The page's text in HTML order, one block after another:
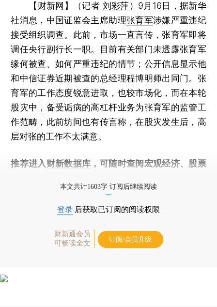
【财新网】（记者 刘彩萍） 9月16日，据新华
社消息，中国证监会主席助理张育军涉嫌严重违纪
接受组织调查。此前，市场一直言传，张育军即将
调任央行副行长一职。目前有关部门未透露张育军
缘何被查、如何严重违纪的情节；公开信息显示他
和中信证券近期被查的总经理程博明师出同门。张
育军的工作态度锐意进取，也较市场化，而在本轮
股灾中，备受诟病的高杠杆业务为张育军的监管工
作范畴，此前坊间也有传言称，在股灾发生后，高
层对张的工作不太满意。
推荐进入 财新数据库 ，可随时查阅宏观经济、股票
本文共计1603字 订阅后继续阅读
登录 后获取已订阅的阅读权限
财新通会员
可畅读全文
订阅/会员升级